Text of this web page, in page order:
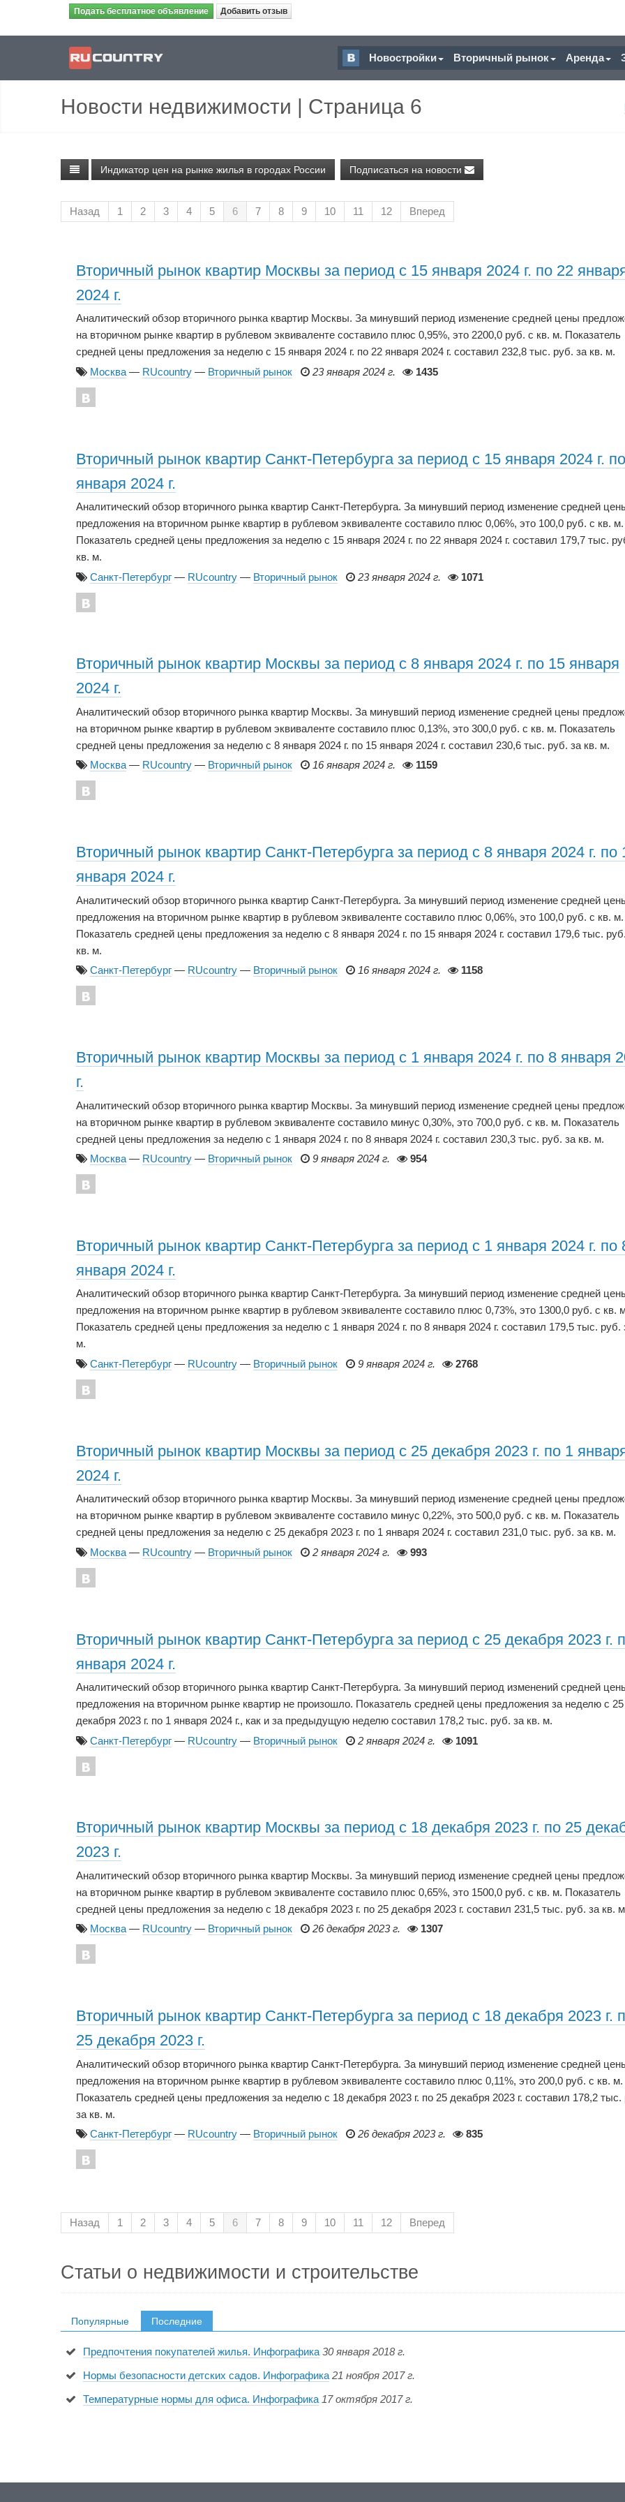
Подать бесплатное объявление Добавить отзыв
Новостройки Вторичный рынок Аренда
Новости недвижимости | Страница 6
Индикатор цен на рынке жилья в городах России Подписаться на новости
Назад 1 2 3 4 5 6 7 8 9 10 11 12 Вперед
Вторичный рынок квартир Москвы за период с 15 января 2024 г. по 22
2024 г.
Аналитический обзор вторичного рынка квартир Москвы. За минувший период изменение средней цены
на вторичном рынке квартир в рублевом эквиваленте составило плюс 0,95%, это 2200,0 руб. с кв. м. Показатель
средней цены предложения за неделю с 15 января 2024 г. по 22 января 2024 г. составил 232,8 тыс. руб. за кв. м.
Москва — RUcountry — Вторичный рынок 23 января 2024 г. 1435
Вторичный рынок квартир Санкт-Петербурга за период с 15 января 2024 г.
января 2024 г.
Аналитический обзор вторичного рынка квартир Санкт-Петербурга. За минувший период изменение средней
предложения на вторичном рынке квартир в рублевом эквиваленте составило плюс 0,06%, это 100,0 руб. с кв. м.
Показатель средней цены предложения за неделю с 15 января 2024 г. по 22 января 2024 г. составил 179,7 тыс.
кв. м.
Санкт-Петербург — RUcountry — Вторичный рынок 23 января 2024 г. 1071
Вторичный рынок квартир Москвы за период с 8 января 2024 г. по 15 января
2024 г.
Аналитический обзор вторичного рынка квартир Москвы. За минувший период изменение средней цены
на вторичном рынке квартир в рублевом эквиваленте составило плюс 0,13%, это 300,0 руб. с кв. м. Показатель
средней цены предложения за неделю с 8 января 2024 г. по 15 января 2024 г. составил 230,6 тыс. руб. за кв. м.
Москва— RUcountry — Вторичный рынок 16 января 2024 г. 1159
Вторичный рынок квартир Санкт-Петербурга за период с 8 января 2024 г. по
января 2024 г.
Аналитический обзор вторичного рынка квартир Санкт-Петербурга. За минувший период изменение средней
предложения на вторичном рынке квартир в рублевом эквиваленте составило плюс 0,06%, это 100,0 руб. с кв. м.
Показатель средней цены предложения за неделю с 8 января 2024 г. по 15 января 2024 г. составил 179,6 тыс.
кв. м.
Санкт-Петербург — RUcountry — Вторичный рынок 16 января 2024 г. 1158
Вторичный рынок квартир Москвы за период с 1 января 2024 г. по 8 января
г.
Аналитический обзор вторичного рынка квартир Москвы. За минувший период изменение средней цены
на вторичном рынке квартир в рублевом эквиваленте составило минус 0,30%, это 700,0 руб. с кв. м. Показатель
средней цены предложения за неделю с 1 января 2024 г. по 8 января 2024 г. составил 230,3 тыс. руб. за кв. м.
Москва — RUcountry — Вторичный рынок 9 января 2024 г. 954
Вторичный рынок квартир Санкт-Петербурга за период с 1 января 2024 г. по
января 2024 г.
Аналитический обзор вторичного рынка квартир Санкт-Петербурга. За минувший период изменение средней
предложения на вторичном рынке квартир в рублевом эквиваленте составило плюс 0,73%, это 1300,0 руб. с кв.
Показатель средней цены предложения за неделю с 1 января 2024 г. по 8 января 2024 г. составил 179,5 тыс. руб.
м.
Санкт-Петербург — RUcountry — Вторичный рынок 9 января 2024 г. 2768
Вторичный рынок квартир Москвы за период с 25 декабря 2023 г. по 1
2024 г.
Аналитический обзор вторичного рынка квартир Москвы. За минувший период изменение средней цены
на вторичном рынке квартир в рублевом эквиваленте составило минус 0,22%, это 500,0 руб. с кв. м. Показатель
средней цены предложения за неделю с 25 декабря 2023 г. по 1 января 2024 г. составил 231,0 тыс. руб. за кв. м.
Москва — RUcountry — Вторичный рынок 2 января 2024 г. 993
Вторичный рынок квартир Санкт-Петербурга за период с 25 декабря 2023 г.
января 2024 г.
Аналитический обзор вторичного рынка квартир Санкт-Петербурга. За минувший период изменений средней
предложения на вторичном рынке квартир не произошло. Показатель средней цены предложения за неделю с 25
декабря 2023 г. по 1 января 2024 г., как и за предыдущую неделю составил 178,2 тыс. руб. за кв. м.
Санкт-Петербург — RUcountry — Вторичный рынок 2 января 2024 г. 1091
Вторичный рынок квартир Москвы за период с 18 декабря 2023 г. по 25
2023 г.
Аналитический обзор вторичного рынка квартир Москвы. За минувший период изменение средней цены
на вторичном рынке квартир в рублевом эквиваленте составило плюс 0,65%, это 1500,0 руб. с кв. м. Показатель
средней цены предложения за неделю с 18 декабря 2023 г. по 25 декабря 2023 г. составил 231,5 тыс. руб. за кв.
Москва— RUcountry — Вторичный рынок 26 декабря 2023 г. 1307
Вторичный рынок квартир Санкт-Петербурга за период с 18 декабря 2023 г.
25 декабря 2023 г.
Аналитический обзор вторичного рынка квартир Санкт-Петербурга. За минувший период изменение средней
предложения на вторичном рынке квартир в рублевом эквиваленте составило плюс 0,11%, это 200,0 руб. с кв. м.
Показатель средней цены предложения за неделю с 18 декабря 2023 г. по 25 декабря 2023 г. составил 178,2 тыс.
за кв. м.
Санкт-Петербург — RUcountry — Вторичный рынок 26 декабря 2023 г. 835
Назад 1 2 3 4 5 6 7 8 9 10 11 12 Вперед
Статьи о недвижимости и строительстве
Популярные Последние
Предпочтения покупателей жилья. Инфографика 30 января 2018 г.
Нормы безопасности детских садов. Инфографика 21 ноября 2017 г.
Температурные нормы для офиса. Инфографика 17 октября 2017 г.